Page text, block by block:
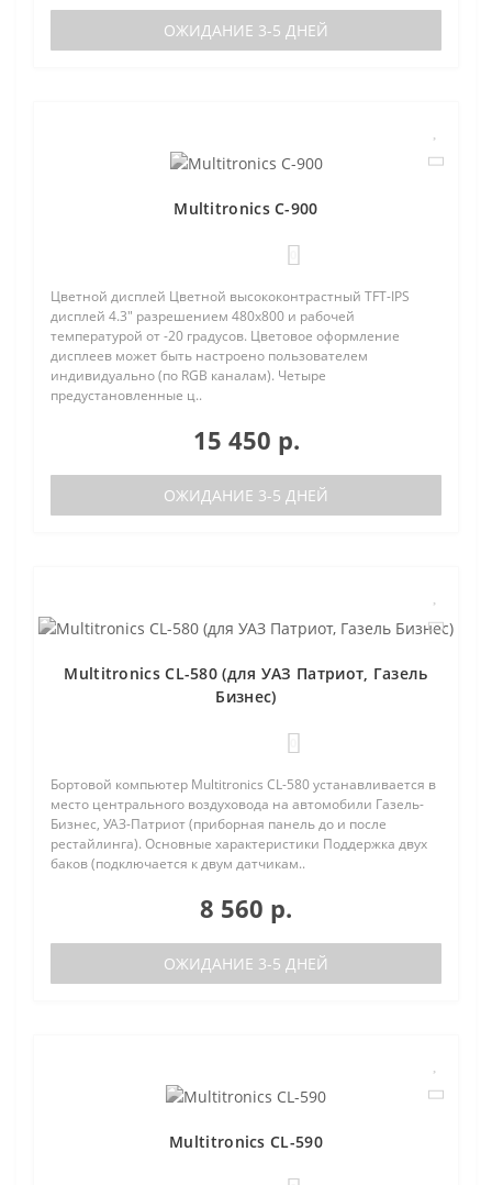
ОЖИДАНИЕ 3-5 ДНЕЙ
Multitronics C-900
Цветной дисплей Цветной высококонтрастный TFT-IPS
дисплей 4.3" разрешением 480х800 и рабочей
температурой от -20 градусов. Цветовое оформление
дисплеев может быть настроено пользователем
индивидуально (по RGB каналам). Четыре
предустановленные ц..
15 450 р.
ОЖИДАНИЕ 3-5 ДНЕЙ
Multitronics CL-580 (для УАЗ Патриот, Газель
Бизнес)
Бортовой компьютер Multitronics CL-580 устанавливается в
место центрального воздуховода на автомобили Газель-
Бизнес, УАЗ-Патриот (приборная панель до и после
рестайлинга). Основные характеристики Поддержка двух
баков (подключается к двум датчикам..
8 560 р.
ОЖИДАНИЕ 3-5 ДНЕЙ
Multitronics CL-590